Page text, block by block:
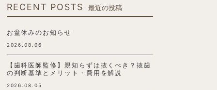
RECENT POSTS 最近の投稿
お盆休みのお知らせ
2026.08.06
【歯科医師監修】親知らずは抜くべき？抜歯
の判断基準とメリット・費用を解説
2026.08.05